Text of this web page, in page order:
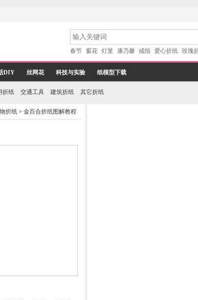
春节 窗花 灯笼 康乃馨 戒指 爱心折纸 玫瑰
DIY 丝网花 科技与实验 纸模型下载
折纸 交通工具 建筑折纸 其它折纸
折纸 >金百合折纸图解教程